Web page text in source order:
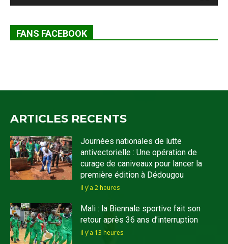
FANS FACEBOOK
ARTICLES RECENTS
Journées nationales de lutte
antivectorielle : Une opération de
curage de caniveaux pour lancer la
première édition à Dédougou
il y'a 2 heures
Mali : la Biennale sportive fait son
retour après 36 ans d’interruption
il y'a 13 heures